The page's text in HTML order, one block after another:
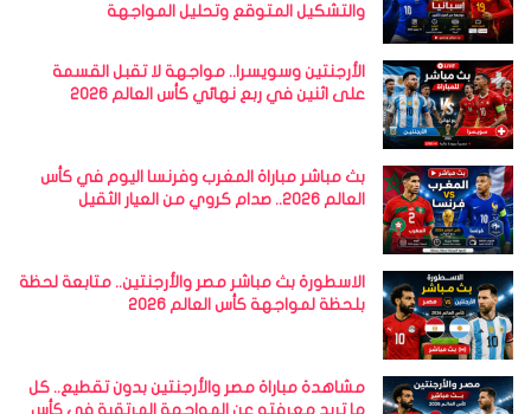
والتشكيل المتوقع وتحليل المواجهة
الأرجنتين وسويسرا.. مواجهة لا تقبل القسمة
على اثنين في ربع نهائي كأس العالم 2026
بث مباشر مباراة المغرب وفرنسا اليوم في كأس
العالم 2026.. صدام كروي من العيار الثقيل
الاسطورة بث مباشر مصر والأرجنتين.. متابعة لحظة
بلحظة لمواجهة كأس العالم 2026
مشاهدة مباراة مصر والأرجنتين بدون تقطيع.. كل
ما تريد معرفته عن المواجهة المرتقبة في كأس